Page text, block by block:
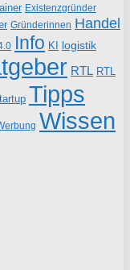
Existenzgründer
Gründerinnen Handel
Info KI logistik
RTL RTL
Tipps
Wissen